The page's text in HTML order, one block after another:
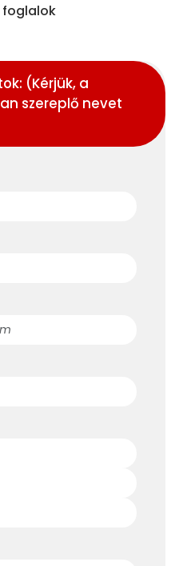
(Kérjük, a
szereplő nevet